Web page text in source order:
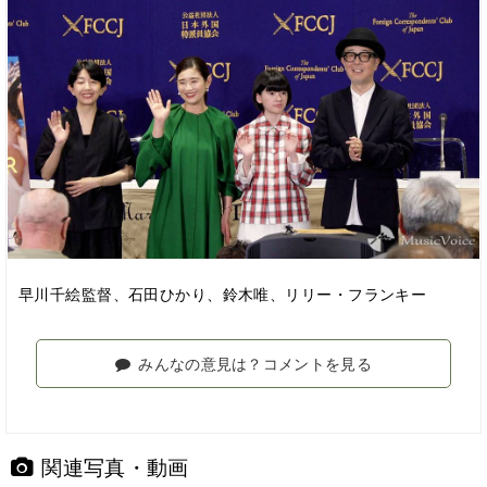
早川千絵監督、石田ひかり、鈴木唯、リリー・フランキー
みんなの意見は？コメントを見る
関連写真・動画